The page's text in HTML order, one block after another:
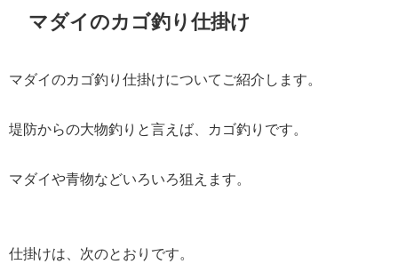
マダイのカゴ釣り仕掛け
マダイのカゴ釣り仕掛けについてご紹介します。
堤防からの大物釣りと言えば、カゴ釣りです。
マダイや青物などいろいろ狙えます。
仕掛けは、次のとおりです。